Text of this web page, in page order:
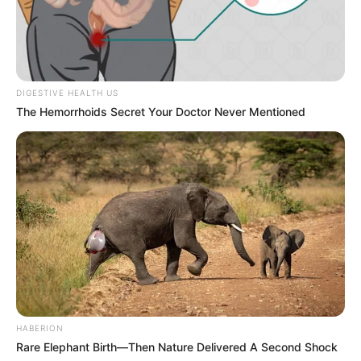
Δημοκρατίας Ρ. Τ. Ερντογάν
ΑΠΟ ΣΗΜΕΡΑ ΤΙΠΟΤΑ ΔΕΝ ΕΙΝΑΙ ΙΔΙΟ.
ΕΝΕΡΓΟΠΟΙΗΣΗ ΙΧΩΡ. ΤΑ ΣΗΜΑΔΙΑ
ΕΜΦΑΝΗ, Η...
Κυριακή, 2 Μαΐου 2021, 10:58
ΑΠΟ ΣΗΜΕΡΑ, ΤΙΠΟΤΑ ΔΕΝ ΕΙΝΑΙ...
DIGESTIVE HEALTH US
The Hemorrhoids Secret Your Doctor Never Mentioned
HABERION
Rare Elephant Birth—Then Nature Delivered A Second Shock